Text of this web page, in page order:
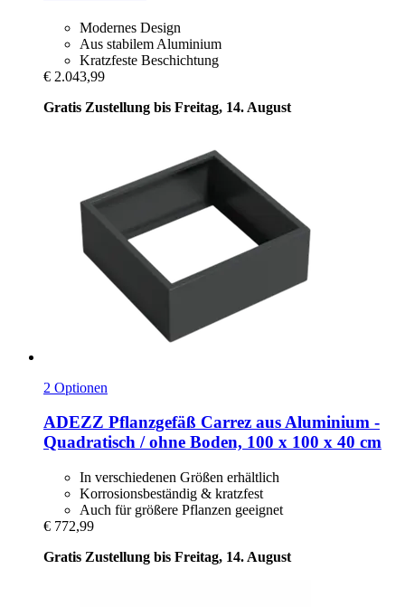
Modernes Design
Aus stabilem Aluminium
Kratzfeste Beschichtung
€ 2.043,99
Gratis Zustellung bis Freitag, 14. August
2 Optionen
ADEZZ Pflanzgefäß Carrez aus Aluminium -​
Quadratisch / ohne Boden, 100 x 100 x 40 cm
In verschiedenen Größen erhältlich
Korrosionsbeständig & kratzfest
Auch für größere Pflanzen geeignet
€ 772,99
Gratis Zustellung bis Freitag, 14. August